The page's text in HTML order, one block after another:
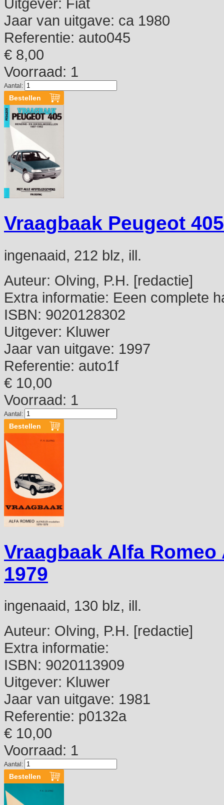
Jaar van uitgave: ca 1980
Referentie: auto045
€ 8,00
Voorraad: 1
Aantal:
Vraagbaak Peugeot
ingenaaid, 212 blz, ill.
Auteur: Olving, P.H. [redactie]
Extra informatie: Eeen complete
ISBN: 9020128302
Uitgever: Kluwer
Jaar van uitgave: 1997
Referentie: auto1f
€ 10,00
Voorraad: 1
Aantal:
Vraagbaak Alfa
1979
ingenaaid, 130 blz, ill.
Auteur: Olving, P.H. [redactie]
Extra informatie:
ISBN: 9020113909
Uitgever: Kluwer
Jaar van uitgave: 1981
Referentie: p0132a
€ 10,00
Voorraad: 1
Aantal: